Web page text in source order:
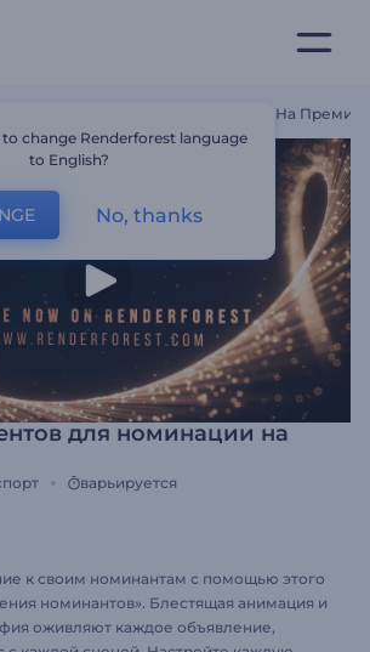
Пакет Документов Для Номинации На Премию
для номинации на
варьируется
к своим номинантам с помощью этого
номинантов». Блестящая анимация и
оживляют каждое объявление,
change Renderforest language
to English?
No, thanks